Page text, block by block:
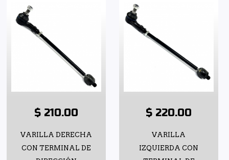
$ 210.00
VARILLA DERECHA
CON TERMINAL DE
$ 220.00
VARILLA
IZQUIERDA CON